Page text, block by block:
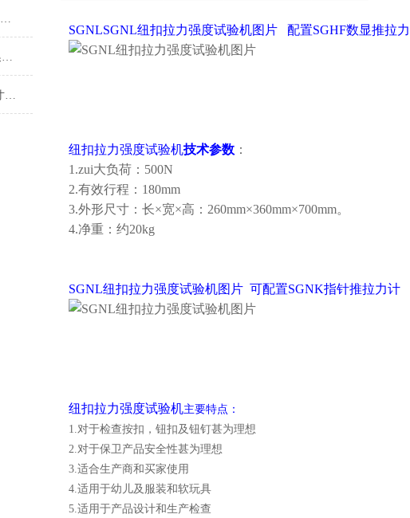
20NM气动螺丝刀扭力测试仪 风动起子扭矩检测仪 气动起子扭力计量仪
数显扭矩扳手测试的结果如何换算单位?
风扇轴启动扭矩测试台 外形尺寸188X100X108
SGNLSGNL纽扣拉力强度试验机图片 配置SGHF数显推拉
纽扣拉力强度试验机技术参数 ：
1.zui大负荷：500N
2.有效行程：180mm
3.外形尺寸：长×宽×高：260mm×360mm×700mm。
4.净重：约20kg
SGNL纽扣拉力强度试验机图片 可配置SGNK指针推拉力计
纽扣拉力强度试验机主要特点：
1.对于检查按扣，钮扣及钮钉甚为理想
2.对于保卫产品安全性甚为理想
3.适合生产商和买家使用
4.适用于幼儿及服装和软玩具
5.适用于产品设计和生产检查